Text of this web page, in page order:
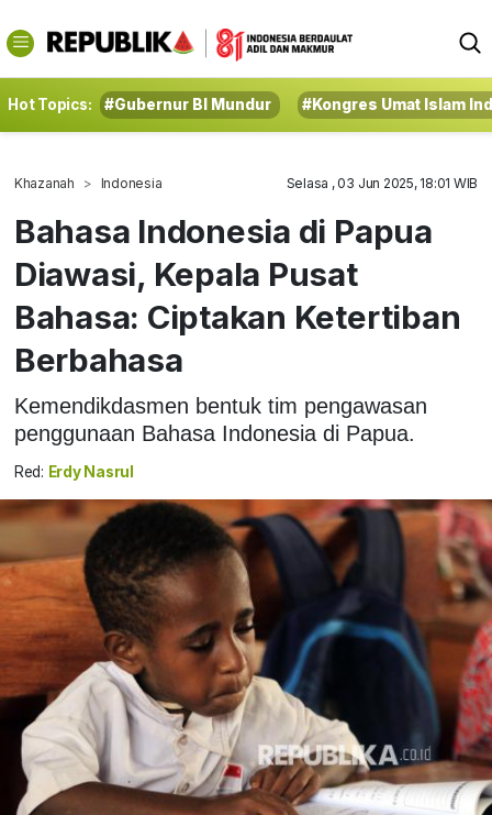
Hot Topics: #Gubernur BI Mundur #Kongres Umat Islam
Khazanah Indonesia Selasa , 03 Jun 2025, 18:01 WIB
Bahasa Indonesia di Papua
Diawasi, Kepala Pusat
Bahasa: Ciptakan Ketertiban
Berbahasa
Kemendikdasmen bentuk tim pengawasan
penggunaan Bahasa Indonesia di Papua.
Red: Erdy Nasrul